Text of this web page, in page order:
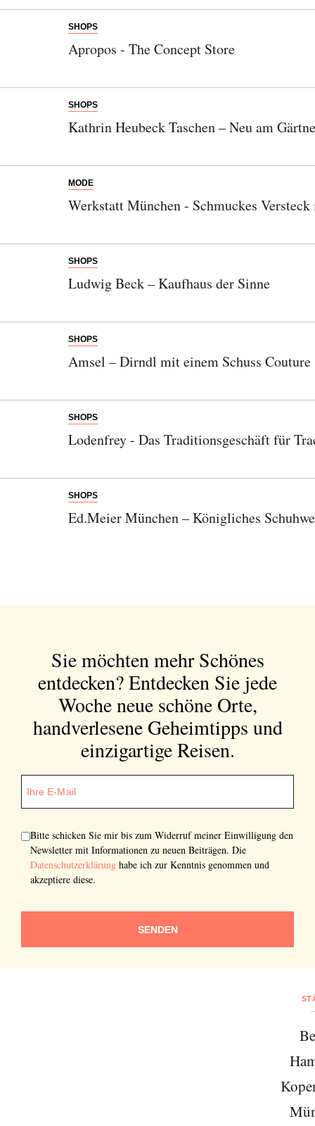
SHOPS
Apropos - The Concept Store
SHOPS
Kathrin Heubeck Taschen – Neu am
MODE
Werkstatt München - Schmuckes
SHOPS
Ludwig Beck – Kaufhaus der Sinne
SHOPS
Amsel – Dirndl mit einem Schuss Couture
SHOPS
Lodenfrey - Das Traditionsgeschäft für
SHOPS
Ed.Meier München – Königliches
Sie möchten mehr Schönes
entdecken?Entdecken Sie jede
Woche neue schöne Orte,
handverlesene Geheimtipps und
einzigartige Reisen.
Bitte schicken Sie mir bis zum Widerruf meiner Einwilligung den
Newsletter mit Informationen zu neuen Beiträgen. Die
Datenschutzerklärung habe ich zur Kenntnis genommen und
akzeptiere diese.
SENDEN
zur Kenntnis genommen und akzeptiere diese.